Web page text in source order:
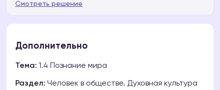
Смотреть решение
Дополнительно
Тема: 1.4 Познание мира
Раздел: Человек в обществе. Духовная культура